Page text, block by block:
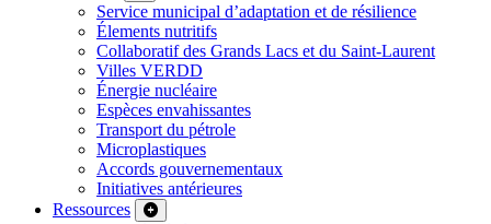
Service municipal d’adaptation et de résilience
Élements nutritifs
Collaboratif des Grands Lacs et du Saint-Laurent
Villes VERDD
Énergie nucléaire
Espèces envahissantes
Transport du pétrole
Microplastiques
Accords gouvernementaux
Initiatives antérieures
Ressources